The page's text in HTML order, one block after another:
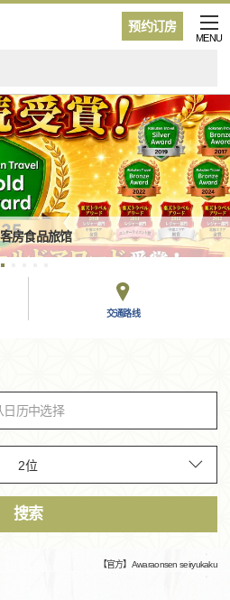
预约订房
MENU
房食品旅馆
交通路线
日历中选择
搜索
【官方】Awaraonsen seiryukaku